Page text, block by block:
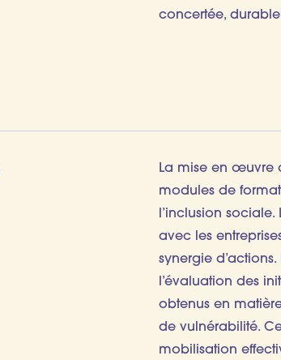
concertée,
La mise en œuvre
modules de
l’inclusion
avec les
synergie
l’évaluation des
obtenus en
de vulnérabilité.
mobilisation